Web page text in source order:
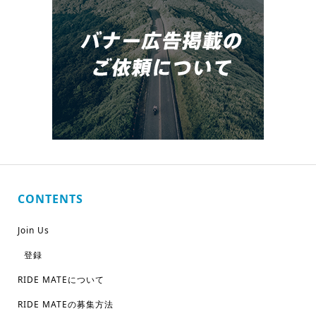
CONTENTS
Join Us
登録
RIDE MATEについて
RIDE MATEの募集方法